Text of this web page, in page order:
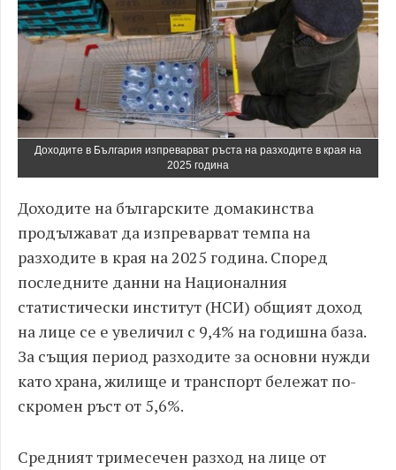
Доходите в България изпреварват ръста на разходите в края на
2025 година
Доходите на българските домакинства
продължават да изпреварват темпа на
разходите в края на 2025 година. Според
последните данни на Националния
статистически институт (НСИ) общият доход
на лице се е увеличил с 9,4% на годишна база.
За същия период разходите за основни нужди
като храна, жилище и транспорт бележат по-
скромен ръст от 5,6%.
Средният тримесечен разход на лице от